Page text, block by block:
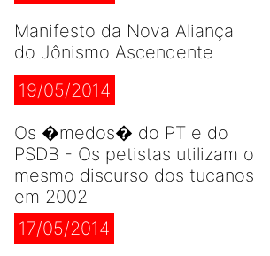
Manifesto da Nova Aliança
do Jônismo Ascendente
19/05/2014
Os �medos� do PT e do
PSDB - Os petistas utilizam o
mesmo discurso dos tucanos
em 2002
17/05/2014